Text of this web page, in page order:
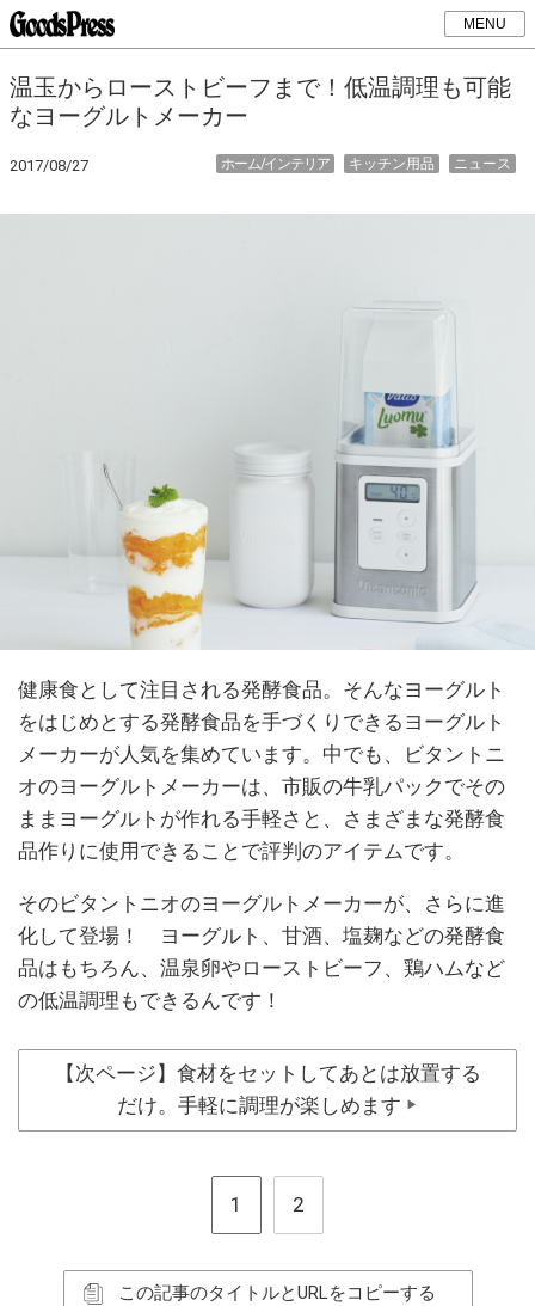
MENU
温玉からローストビーフまで！低温調理も可能
なヨーグルトメーカー
2017/08/27 ニュース
キッチン用品
ホーム/インテリア
健康食として注目される発酵食品。そんなヨーグルト
をはじめとする発酵食品を手づくりできるヨーグルト
メーカーが人気を集めています。中でも、ビタントニ
オのヨーグルトメーカーは、市販の牛乳パックでその
ままヨーグルトが作れる手軽さと、さまざまな発酵食
品作りに使用できることで評判のアイテムです。
そのビタントニオのヨーグルトメーカーが、さらに進
化して登場！ ヨーグルト、甘酒、塩麹などの発酵食
品はもちろん、温泉卵やローストビーフ、鶏ハムなど
の低温調理もできるんです！
【次ページ】食材をセットしてあとは放置する
だけ。手軽に調理が楽しめます ▶
1 2
この記事のタイトルとURLをコピーする